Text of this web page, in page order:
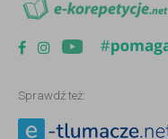
Sprawdź też: